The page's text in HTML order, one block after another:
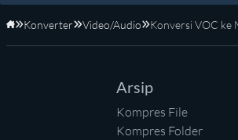
Beranda
Konverter Video/Audio Konversi VOC ke
Arsip
Kompres File
Kompres Folder